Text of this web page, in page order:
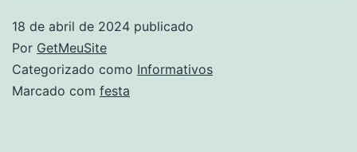
18 de abril de 2024 publicado
Por GetMeuSite
Categorizado como Informativos
Marcado com festa